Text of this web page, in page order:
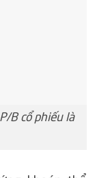
B cổ phiếu là